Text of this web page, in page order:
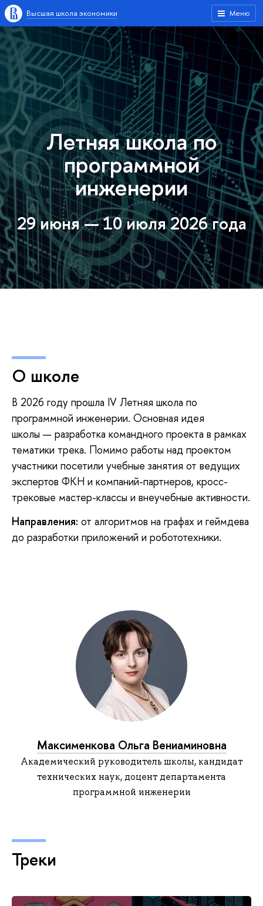
Меню
Высшая школа экономики
Летняя школа по
программной
инженерии
29 июня — 10 июля 2026 года
О школе
В 2026 году прошла IV Летняя школа по
программной инженерии. Основная идея
школы — разработка командного проекта в рамках
тематики трека. Помимо работы над проектом
участники посетили учебные занятия от ведущих
экспертов ФКН и компаний-партнеров, кросс-
трековые мастер-классы и внеучебные активности.
Направления: от алгоритмов на графах и геймдева
до разработки приложений и робототехники.
Максименкова Ольга Вениаминовна
Академический руководитель школы, кандидат
технических наук, доцент департамента
программной инженерии
Треки